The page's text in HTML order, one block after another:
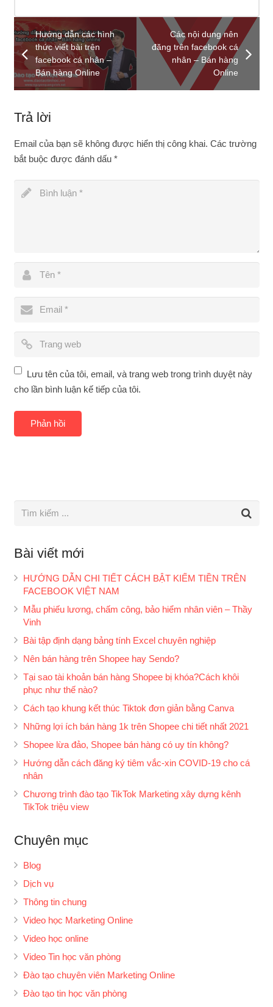
Các nội dung nên
đăng trên facebook cá
nhân – Bán hàng
Online
Hướng dẫn các hình
thức viết bài trên
facebook cá nhân –
Bán hàng Online
Trả lời
Email của bạn sẽ không được hiển thị công khai. Các trường
bắt buộc được đánh dấu *
Lưu tên của tôi, email, và trang web trong trình duyệt này
cho lần bình luận kế tiếp của tôi.
Bài viết mới
HƯỚNG DẪN CHI TIẾT CÁCH BẬT KIẾM TIỀN TRÊN
FACEBOOK VIỆT NAM
Mẫu phiếu lương, chấm công, bảo hiểm nhân viên – Thầy
Vinh
Bài tập định dạng bảng tính Excel chuyên nghiệp
Nên bán hàng trên Shopee hay Sendo?
Tại sao tài khoản bán hàng Shopee bị khóa?Cách khôi
phục như thế nào?
Cách tạo khung kết thúc Tiktok đơn giản bằng Canva
Những lợi ích bán hàng 1k trên Shopee chi tiết nhất 2021
Shopee lừa đảo, Shopee bán hàng có uy tín không?
Hướng dẫn cách đăng ký tiêm vắc-xin COVID-19 cho cá
nhân
Chương trình đào tạo TikTok Marketing xây dựng kênh
TikTok triệu view
Chuyên mục
Blog
Dịch vụ
Thông tin chung
Video học Marketing Online
Video học online
Video Tin học văn phòng
Đào tạo chuyên viên Marketing Online
Đào tạo tin học văn phòng